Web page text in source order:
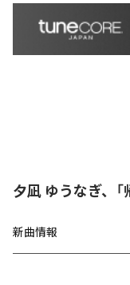
夕凪 ゆうなぎ、
新曲情報